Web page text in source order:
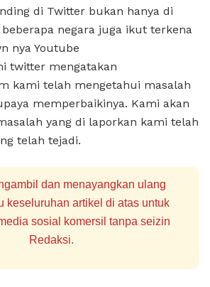
di Twitter bukan hanya di
negara juga ikut terkena
nya Youtube
twitter mengatakan
kami telah mengetahui masalah
memperbaikinya. Kami akan
yang di laporkan kami telah
telah tejadi.
dan menayangkan ulang
keseluruhan artikel di atas untuk
sosial komersil tanpa seizin
Redaksi.